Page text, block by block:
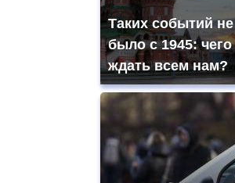
Таких событий не
было с 1945: чего
ждать всем нам?